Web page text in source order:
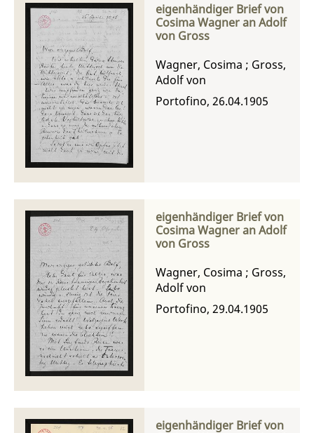
eigenhändiger Brief von
Cosima Wagner an Adolf
von Gross
Wagner, Cosima ; Gross,
Adolf von
Portofino, 26.04.1905
eigenhändiger Brief von
Cosima Wagner an Adolf
von Gross
Wagner, Cosima ; Gross,
Adolf von
Portofino, 29.04.1905
eigenhändiger Brief von